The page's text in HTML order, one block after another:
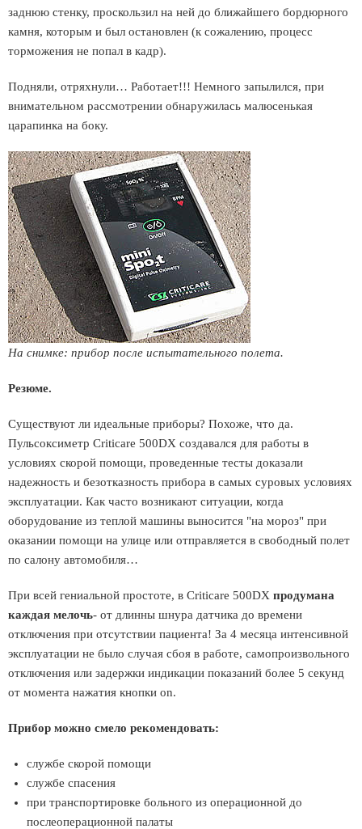
заднюю стенку, проскользил на ней до ближайшего бордюрного
камня, которым и был остановлен (к сожалению, процесс
торможения не попал в кадр).
Подняли, отряхнули… Работает!!! Немного запылился, при
внимательном рассмотрении обнаружилась малюсенькая
царапинка на боку.
На снимке: прибор после испытательного полета.
Резюме.
Существуют ли идеальные приборы? Похоже, что да.
Пульсоксиметр Criticare 500DX создавался для работы в
условиях скорой помощи, проведенные тесты доказали
надежность и безотказность прибора в самых суровых условиях
эксплуатации. Как часто возникают ситуации, когда
оборудование из теплой машины выносится "на мороз" при
оказании помощи на улице или отправляется в свободный полет
по салону автомобиля…
При всей гениальной простоте, в Criticare 500DX продумана
каждая мелочь- от длинны шнура датчика до времени
отключения при отсутствии пациента! За 4 месяца интенсивной
эксплуатации не было случая сбоя в работе, самопроизвольного
отключения или задержки индикации показаний более 5 секунд
от момента нажатия кнопки o­n.
Прибор можно смело рекомендовать:
службе скорой помощи
службе спасения
при транспортировке больного из операционной до
послеоперационной палаты